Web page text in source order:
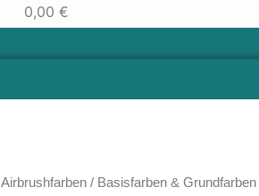
0,00 €
Airbrushfarben / Basisfarben & Grundfarben